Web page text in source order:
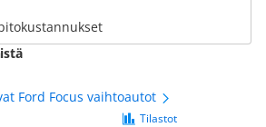
Ford Focus vaihtoautot
Tilastot